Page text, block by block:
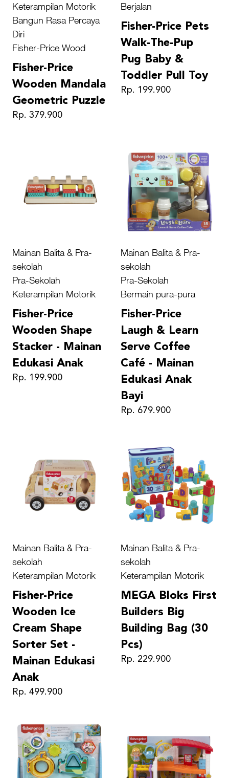
Keterampilan Motorik
Bangun Rasa Percaya
Diri
Fisher-Price Wood
Fisher-Price
Wooden Mandala
Geometric Puzzle
Rp. 379.900
Berjalan
Fisher-Price Pets
Walk-The-Pup
Pug Baby &
Toddler Pull Toy
Rp. 199.900
Mainan Balita & Pra-
sekolah
Pra-Sekolah
Keterampilan Motorik
Fisher-Price
Wooden Shape
Stacker - Mainan
Edukasi Anak
Rp. 199.900
Mainan Balita & Pra-
sekolah
Pra-Sekolah
Bermain pura-pura
Fisher-Price
Laugh & Learn
Serve Coffee
Café - Mainan
Edukasi Anak
Bayi
Rp. 679.900
Mainan Balita & Pra-
sekolah
Keterampilan Motorik
Fisher-Price
Wooden Ice
Cream Shape
Sorter Set -
Mainan Edukasi
Anak
Rp. 499.900
Mainan Balita & Pra-
sekolah
Keterampilan Motorik
MEGA Bloks First
Builders Big
Building Bag (30
Pcs)
Rp. 229.900